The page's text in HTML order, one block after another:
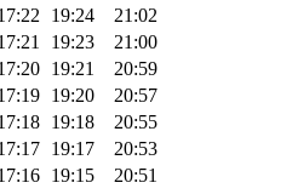
19:24
21:02
19:23
21:00
19:21
20:59
19:20
20:57
19:18
20:55
19:17
20:53
19:15
20:51